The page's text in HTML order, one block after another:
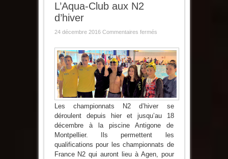
L’Aqua-Club aux N2
d’hiver
24 décembre 2016 Commentaires ferméssur
aux
N2
d’hiver
Les championnats N2 d’hiver se
déroulent depuis hier et jusqu’au 18
décembre à la piscine Antigone de
Montpellier. Ils permettent les
qualifications pour les championnats de
France N2 qui auront lieu à Agen, pour